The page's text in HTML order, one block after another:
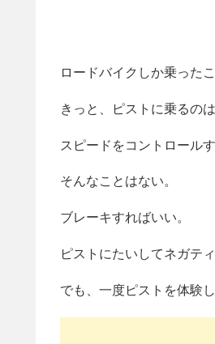
ロードバイクしか乗った
きっと、ピストに乗るの
スピードをコントロール
そんなことはない。
ブレーキすればいい。
ピストにたいしてネガテ
でも、一度ピストを体験